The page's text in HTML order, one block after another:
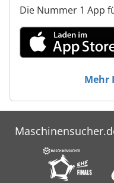
Die Nummer 1 App
Mehr